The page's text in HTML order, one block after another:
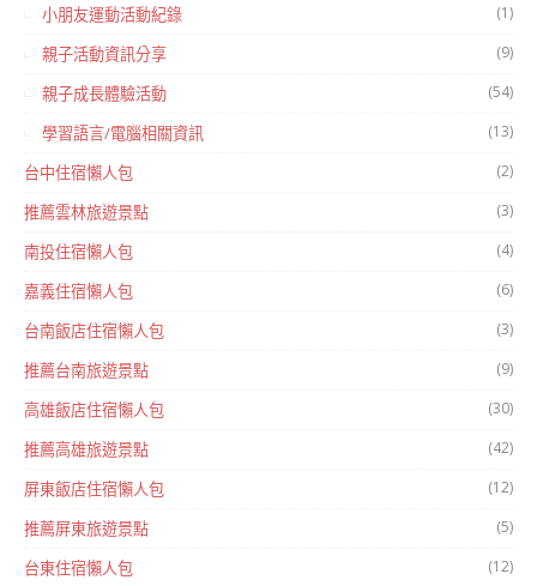
小朋友運動活動紀錄 (1)
親子活動資訊分享 (9)
親子成長體驗活動 (54)
學習語言/電腦相關資訊 (13)
台中住宿懶人包 (2)
推薦雲林旅遊景點 (3)
南投住宿懶人包 (4)
嘉義住宿懶人包 (6)
台南飯店住宿懶人包 (3)
推薦台南旅遊景點 (9)
高雄飯店住宿懶人包 (30)
推薦高雄旅遊景點 (42)
屏東飯店住宿懶人包 (12)
推薦屏東旅遊景點 (5)
台東住宿懶人包 (12)